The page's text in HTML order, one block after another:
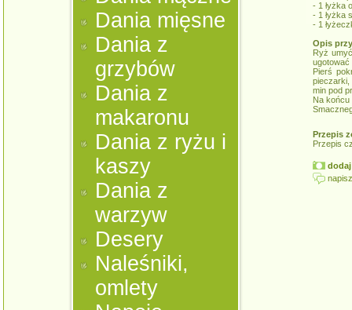
Dania mięsne
Dania z
grzybów
Dania z
makaronu
Dania z ryżu i
kaszy
Dania z
warzyw
Desery
Naleśniki,
omlety
- 1 łyżka
- 1 łyżka
- 1
Opis
Ryż
ugotować
Pierś
min pod
Na
Przepis
Przepis